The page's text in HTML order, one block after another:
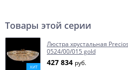
Товары этой серии
ХИТ
Люстра хрустальная
0524/00/015 gold
427 834 руб.